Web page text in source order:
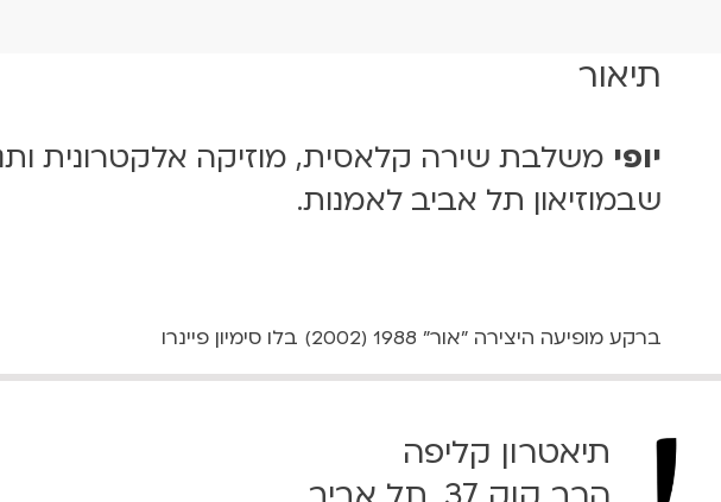
תיאור
יופי משלבת שירה קלאסית, מוזיקה אלקטרונית
שבמוזיאון תל אביב לאמנות.
ברקע מופיעה היצירה "אור" 1988 (2002) בלו סימיון פיינרו
תיאטרון קליפה